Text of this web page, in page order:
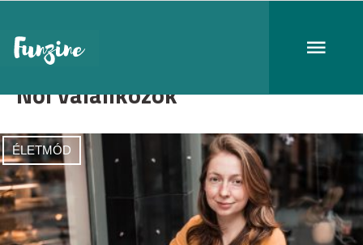
Női válallkozók
ÉLETMÓD